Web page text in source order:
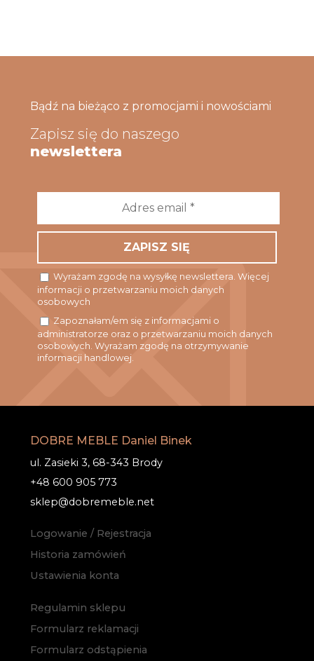
Bądź na bieżąco z promocjami i nowościami
Zapisz się do naszego
newslettera
*
Wyrażam zgodę na wysyłkę newslettera. Więcej
informacji o przetwarzaniu moich danych
osobowych
Zapoznałam/em się z informacjami o
administratorze oraz o przetwarzaniu moich danych
osobowych. Wyrażam zgodę na otrzymywanie
informacji handlowej.
DOBRE MEBLE Daniel Binek
ul. Zasieki 3, 68-343 Brody
+48 600 905 773
sklep@dobremeble.net
Logowanie / Rejestracja
Historia zamówień
Ustawienia konta
Regulamin sklepu
Formularz reklamacji
Formularz odstąpienia